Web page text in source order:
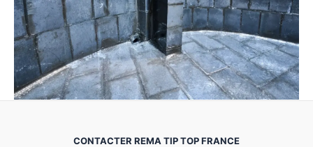
CONTACTER REMA TIP TOP FRANCE